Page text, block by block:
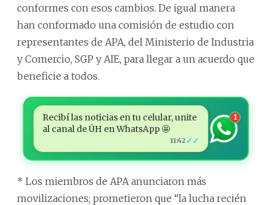
conformes con esos cambios. De igual manera
han conformado una comisión de estudio con
representantes de APA, del Ministerio de Industria
y Comercio, SGP y AIE, para llegar a un acuerdo que
beneficie a todos.
Recibí las noticias en tu celular, unite
al canal de ÚH en WhatsApp 🤩
11:42 ✓✓
1
* Los miembros de APA anunciaron más
movilizaciones; prometieron que “la lucha recién